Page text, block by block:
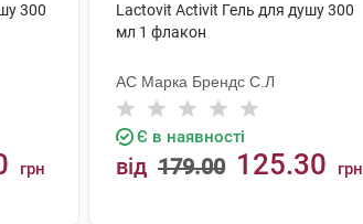
300
грн
Lactovit Activit Гель для душу 300
мл 1 флакон
АС Марка Брендс С.Л
Є в наявності
від 179.00 125.30 грн